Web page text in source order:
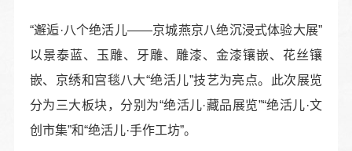
“邂逅·八个绝活儿——京城燕京八绝沉浸式体验大展”
以景泰蓝、玉雕、牙雕、雕漆、金漆镶嵌、花丝镶
嵌、京绣和宫毯八大“绝活儿”技艺为亮点。此次展览
分为三大板块，分别为“绝活儿·藏品展览”“绝活儿·文
创市集”和“绝活儿·手作工坊”。